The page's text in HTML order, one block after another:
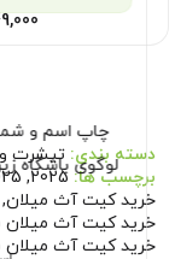
لوگوی باشگاه
دسته بندی: تیشرت
برچسب ها: 2025
,
خرید کیت آث میلان,
خرید کیت آث میلان
خرید کیت آث میلان